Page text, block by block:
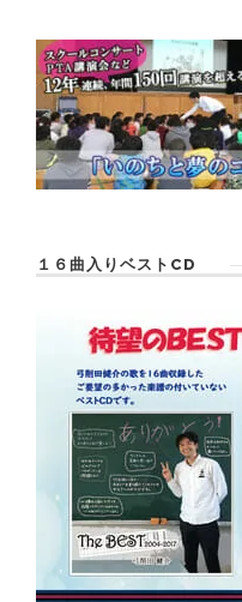
１６曲入りベストCD